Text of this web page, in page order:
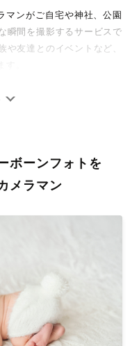
マンがご自宅や神社、公園
瞬間を撮影するサービスで
や友達とのイベントなど、
経っても見返したくなるよ
く安心の価格設定です。オ
、撮影技術やホスピタリテ
国47都道府県に在籍してい
るさや色合いを丁寧に調
ゃれで洗練された仕上がり
かった！」と思える一枚に
影事例 をご覧ください。
ボーンフォトを
メラマン